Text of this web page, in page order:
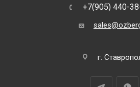
+7(905) 440-
г.